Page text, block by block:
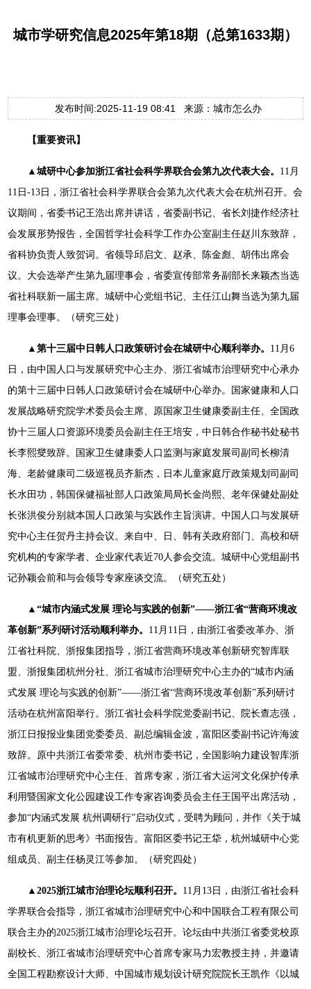
城市学研究信息2025年第18期（总第1633期）
发布时间:2025-11-19 08:41 来源：城市怎么办
【重要资讯】
▲城研中心参加浙江省社会科学界联合会第九次代表大会。 11月
11日-13日，浙江省社会科学界联合会第九次代表大会在杭州召开。会
议期间，省委书记王浩出席并讲话，省委副书记、省长刘捷作经济社
会发展形势报告，全国哲学社会科学工作办公室副主任赵川东致辞，
省科协负责人致贺词。省领导邱启文、赵承、陈金彪、胡伟出席会
议。大会选举产生第九届理事会，省委宣传部常务副部长来颖杰当选
省社科联新一届主席。城研中心党组书记、主任江山舞当选为第九届
理事会理事。（研究三处）
▲第十三届中日韩人口政策研讨会在城研中心顺利举办。 11月6
日，由中国人口与发展研究中心主办、浙江省城市治理研究中心承办
的第十三届中日韩人口政策研讨会在城研中心举办。国家健康和人口
发展战略研究院学术委员会主席、原国家卫生健康委副主任、全国政
协十三届人口资源环境委员会副主任王培安，中日韩合作秘书处秘书
长李熙燮致辞。国家卫生健康委人口监测与家庭发展司副司长柳清
海、老龄健康司二级巡视员齐新杰，日本儿童家庭厅政策规划司副司
长水田功，韩国保健福祉部人口政策局局长金尚熙、老年保健处副处
长张洪俊分别就本国人口政策与实践作主旨演讲。中国人口与发展研
究中心主任贺丹主持会议。来自中、日、韩有关政府部门、高校和研
究机构的专家学者、企业家代表近70人参会交流。城研中心党组副书
记孙颖会前和与会领导专家座谈交流。（研究五处）
▲“城市内涵式发展 理论与实践的创新”——浙江省“营商环境改
革创新”系列研讨活动顺利举办。 11月11日，由浙江省委改革办、浙
江省社科院、浙报集团指导，浙江省营商环境改革创新研究智库联
盟、浙报集团杭州分社、浙江省城市治理研究中心主办的“城市内涵
式发展 理论与实践的创新”——浙江省“营商环境改革创新”系列研讨
活动在杭州富阳举行。浙江省社会科学院党委副书记、院长查志强，
浙江日报报业集团党委委员、副总编辑金波，富阳区委副书记许海波
致辞。原中共浙江省委常委、杭州市委书记，全国影响力建设智库浙
江省城市治理研究中心主任、首席专家，浙江省大运河文化保护传承
利用暨国家文化公园建设工作专家咨询委员会主任王国平出席活动，
参加“内涵式发展 杭州调研行”启动仪式，受聘为顾问，并作《关于城
市有机更新的思考》书面报告。富阳区委书记王牮，杭州城研中心党
组成员、副主任杨灵江等参加。（研究四处）
▲2025浙江城市治理论坛顺利召开。 11月13日，由浙江省社会科
学界联合会指导，浙江省城市治理研究中心和中国联合工程有限公司
联合主办的2025浙江城市治理论坛召开。论坛由中共浙江省委党校原
副校长、浙江省城市治理研究中心首席专家马力宏教授主持，并邀请
全国工程勘察设计大师、中国城市规划设计研究院院长王凯作《以城